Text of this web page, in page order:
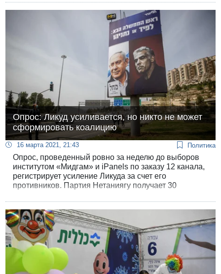
Опрос: Ликуд усиливается, но никто не может
сформировать коалицию
16 марта 2021, 21:43 Политика
Опрос, проведенный ровно за неделю до выборов
институтом «Мидгам» и iPanels по заказу 12 канала,
регистрирует усиление Ликуда за счет его
противников. Партия Нетаниягу получает 30
хадаша» до 10 и «Ямина» тоже до 10.